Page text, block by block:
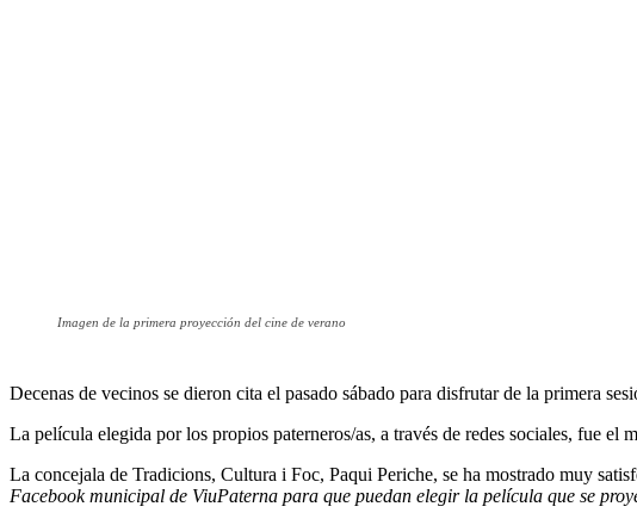
Imagen de la primera proyección del cine de verano
Decenas de vecinos se dieron cita el pasado sábado para disfrutar de la primera
La película elegida por los propios paterneros/as, a través de redes sociales, fue el
La concejala de Tradicions, Cultura i Foc, Paqui Periche, se ha mostrado muy
Facebook municipal de ViuPaterna para que puedan elegir la película que se